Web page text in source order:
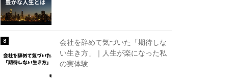
会社を辞めて気づいた「期待しな
い生き方」｜人生が楽になった私
の実体験